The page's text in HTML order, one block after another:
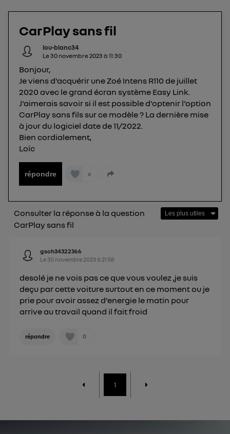
CarPlay sans fil
lou-blanc34
Le30 novembre 2023 à 11:30
Bonjour,
Je viens d'acquérir une Zoé Intens R110 de juillet
2020 avec le grand écran système Easy Link.
J'aimerais savoir si il est possible d'optenir l'option
CarPlay sans fils sur ce modèle ? La dernière mise
à jour du logiciel date de 11/2022.
Bien cordialement,
Loïc
répondre 0
Consulter la réponse à la question
CarPlay sans fil
gsch34322366
Le 30 novembre 2023 à 21:58
desolé je ne vois pas ce que vous voulez ,je suis
deçu par cette voiture surtout en ce moment ou je
prie pour avoir assez d'energie le matin pour
arrive au travail quand il fait froid
répondre 0
1
téléphone).
L'identifiant est associé à votre connexion
internet. Ainsi, toutes les personnes utilisant la
même connexion et ayant consenties se verront
attribuer le même identifiant. En général :
Pour uneconnexion foyer(ex : Wi-Fi), la personnalisation sera basée
sur la navigation des membres du foyer ayant consentis.
connexion mobile, la personnalisation sera basée
uniquement sur la navigation de l'utilisateur du mobile.
Vous pouvez à tout moment retirer ce
consentement sur
Pour plus d'informations, veuillez consulter